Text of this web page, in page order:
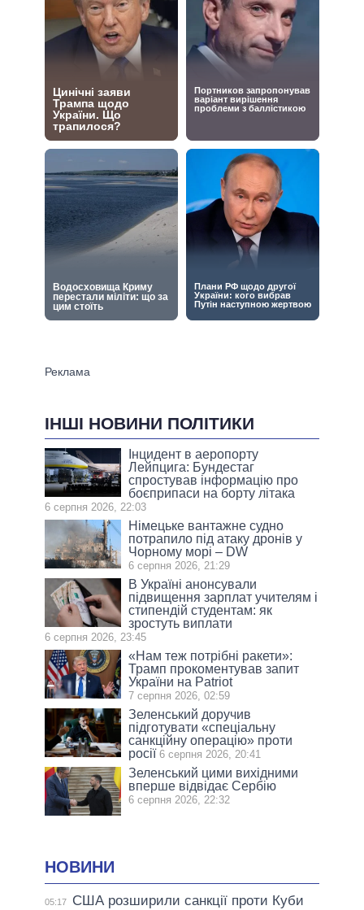
ІНШІ НОВИНИ ПОЛІТИКИ
Інцидент в аеропорту
Лейпцига: Бундестаг
спростував інформацію про
боєприпаси на борту літака
6 серпня 2026, 22:03
Німецьке вантажне судно
потрапило під атаку дронів у
Чорному морі – DW
6 серпня 2026, 21:29
В Україні анонсували
підвищення зарплат учителям і
стипендій студентам: як
зростуть виплати
6 серпня 2026, 23:45
«Нам теж потрібні ракети»:
Трамп прокоментував запит
України на Patriot
7 серпня 2026, 02:59
Зеленський доручив
підготувати «спеціальну
санкційну операцію» проти
росії 6 серпня 2026, 20:41
Зеленський цими вихідними
вперше відвідає Сербію
6 серпня 2026, 22:32
НОВИНИ
05:17
США розширили санкції проти Куби